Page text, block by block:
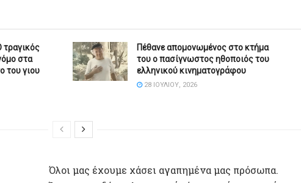
στα
του γιου
Πέθανε απομονωμένος στο κτήμα
του ο πασίγνωστος ηθοποιός του
ελληνικού κινηματογράφου
28 ΙΟΥΛΊΟΥ, 2026
Όλοι μας έχουμε χάσει αγαπημένα μας πρόσωπα.